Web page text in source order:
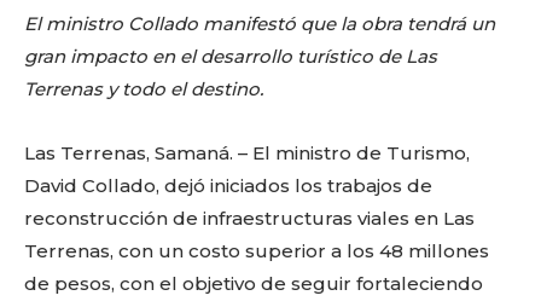
El ministro Collado manifestó que la obra tendrá un
gran impacto en el desarrollo turístico de Las
Terrenas y todo el destino.
Las Terrenas, Samaná. – El ministro de Turismo,
David Collado, dejó iniciados los trabajos de
reconstrucción de infraestructuras viales en Las
Terrenas, con un costo superior a los 48 millones
de pesos, con el objetivo de seguir fortaleciendo